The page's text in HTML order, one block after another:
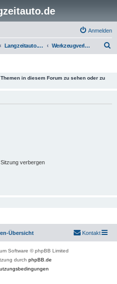
Anmelden
Langzeitauto.de Vereinsforen Werkzeugverleih
in diesem Forum zu sehen oder zu
verbergen
Übersicht Kontakt
Software © phpBB Limited
durch phpBB.de